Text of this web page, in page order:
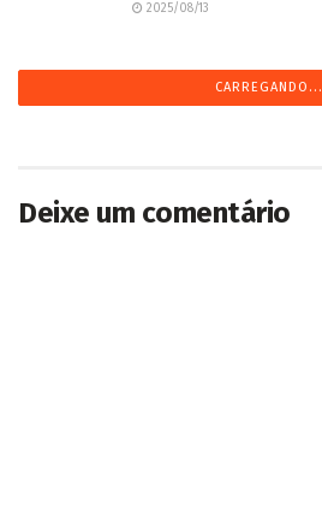
2025/08/13
CARREGANDO...
Deixe um comentário